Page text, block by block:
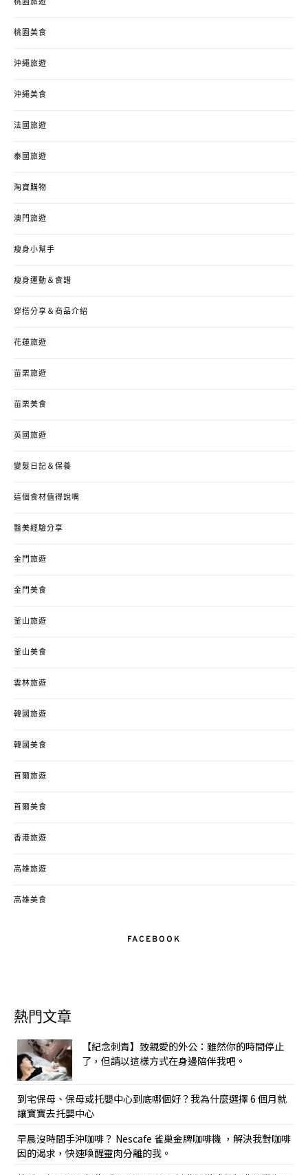
桃園旅遊
桃園美食
沖繩旅遊
沖繩美食
法國旅遊
泰國旅遊
淘寶購物
澳門旅遊
瘦身小幫手
瘦身運動＆食譜
穿搭分享＆商品介紹
花蓮旅遊
苗栗旅遊
苗栗美食
英國旅遊
變髮日記＆保養
這個食材值得說嘴
醫美經驗分享
金門旅遊
金門美食
釜山旅遊
釜山美食
雲林旅遊
韓國旅遊
韓國美食
首爾旅遊
首爾美食
香港旅遊
高雄旅遊
高雄美食
FACEBOOK
熱門文章
【紀念刺青】致親愛的外公：雖然你的時間停止
了，但請以這樣方式在身邊陪伴我吧。
到宅保母、保母或托嬰中心到底哪個好？我為什麼選擇 6 個月就
讓寶寶去托嬰中心
早晨沒時間手沖咖啡？ Nescafe 雀巢金牌咖啡機 ，解決我對咖啡
因的渴求，快速喚醒靈肉分離的我。